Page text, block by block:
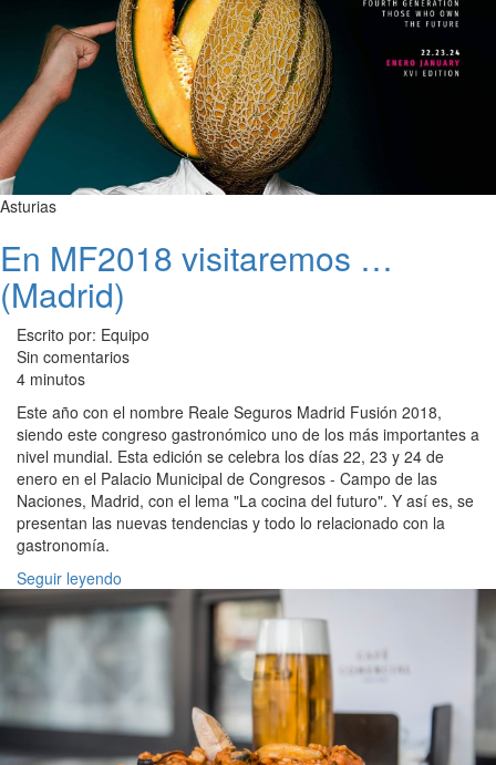
Asturias
En MF2018 visitaremos …
(Madrid)
Escrito por: Equipo
Sin comentarios
4 minutos
Este año con el nombre Reale Seguros Madrid Fusión 2018,
siendo este congreso gastronómico uno de los más importantes a
nivel mundial. Esta edición se celebra los días 22, 23 y 24 de
enero en el Palacio Municipal de Congresos - Campo de las
Naciones, Madrid, con el lema "La cocina del futuro". Y así es, se
presentan las nuevas tendencias y todo lo relacionado con la
gastronomía.
Seguir leyendo